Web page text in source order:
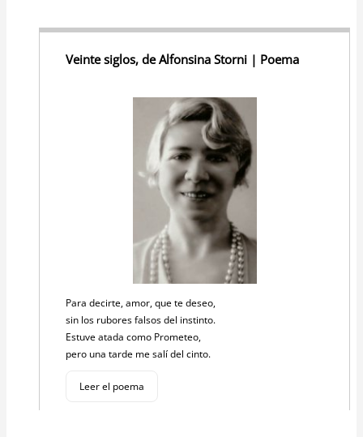
Veinte siglos, de Alfonsina Storni | Poema
Para decirte, amor, que te deseo,
sin los rubores falsos del instinto.
Estuve atada como Prometeo,
pero una tarde me salí del cinto.
Leer el poema